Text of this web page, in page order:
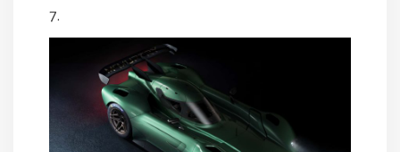
7.